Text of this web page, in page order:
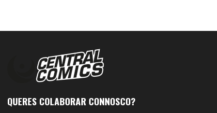
QUERES COLABORAR CONNOSCO?